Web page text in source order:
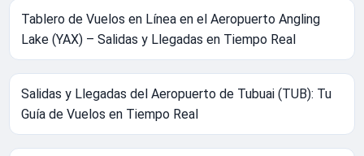
Tablero de Vuelos en Línea en el Aeropuerto Angling
Lake (YAX) – Salidas y Llegadas en Tiempo Real
Salidas y Llegadas del Aeropuerto de Tubuai (TUB): Tu
Guía de Vuelos en Tiempo Real